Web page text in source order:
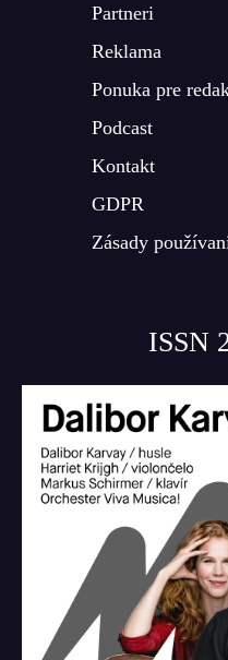
Partneri
Reklama
Ponuka pre
Podcast
Kontakt
GDPR
Zásady
ISSN